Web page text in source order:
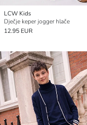
LCW Kids
Dječje keper jogger hlače
12.95 EUR